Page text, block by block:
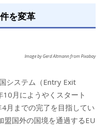
を変革
Image by Gerd Altmann from Pixabay
システム（Entry Exit
月にようやくスタート
月までの完了を目指してい
盟国外の国境を通過するEU